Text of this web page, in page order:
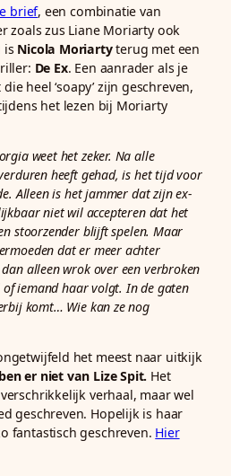
brief, een combinatie van
zoals zus Liane Moriarty ook
is Nicola Moriartyterug met een
De Ex. Een aanrader als je
heel ‘soapy’ zijn geschreven,
het lezen bij Moriarty
weet het zeker. Na alle
heeft gehad, is het tijd voor
Alleen is het jammer dat zijn ex-
niet wil accepteren dat het
stoorzender blijft spelen.Maar
dat er meer achter
dan alleen wrok over een verbroken
iemand haar volgt. In de gaten
komt… Wie kan ze nog
het meest naar uitkijk
er niet van Lize Spit. Het
verhaal, maar wel
geschreven. Hopelijk is haar
fantastisch geschreven. Hier